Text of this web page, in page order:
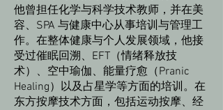
他曾担任化学与科学技术教师，并在美
容、SPA 与健康中心从事培训与管理工
作。在整体健康与个人发展领域，他接
受过催眠回溯、EFT（情绪释放技
术）、空中瑜伽、能量疗愈（Pranic
Healing）以及占星学等方面的培训。在
东方按摩技术方面，包括运动按摩、经